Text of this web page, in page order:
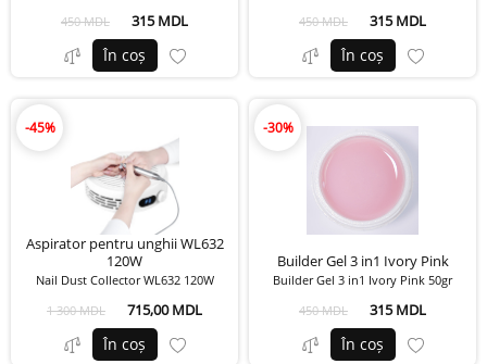
450 MDL
315 MDL
În coș
450 MDL
315 MDL
În coș
-45%
Aspirator pentru unghii WL632
120W
Nail Dust Collector WL632 120W
1 300 MDL
715,00 MDL
În coș
-30%
Builder Gel 3 in1 Ivory Pink
Builder Gel 3 in1 Ivory Pink 50gr
450 MDL
315 MDL
În coș